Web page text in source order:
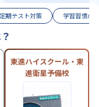
期テスト対策 学習習慣の
東進ハイスクール・東
進衛星予備校